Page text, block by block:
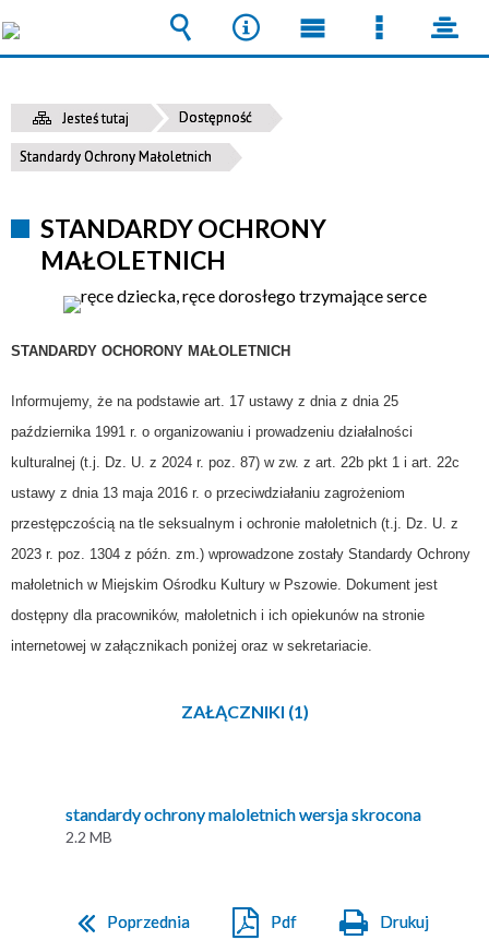
Jesteś tutaj Dostępność
Standardy Ochrony Małoletnich
STANDARDY OCHRONY
MAŁOLETNICH
STANDARDY OCHORONY MAŁOLETNICH
Informujemy, że na podstawie art. 17 ustawy z dnia z dnia 25
października 1991 r. o organizowaniu i prowadzeniu działalności
kulturalnej (t.j. Dz. U. z 2024 r. poz. 87) w zw. z art. 22b pkt 1 i art. 22c
ustawy z dnia 13 maja 2016 r. o przeciwdziałaniu zagrożeniom
przestępczością na tle seksualnym i ochronie małoletnich (t.j. Dz. U. z
2023 r. poz. 1304 z późn. zm.) wprowadzone zostały Standardy Ochrony
małoletnich w Miejskim Ośrodku Kultury w Pszowie. Dokument jest
dostępny dla pracowników, małoletnich i ich opiekunów na stronie
internetowej w załącznikach poniżej oraz w sekretariacie.
ZAŁĄCZNIKI (1)
standardy ochrony maloletnich wersja skrocona
2.2 MB
Poprzednia Pdf Drukuj
Wyszukiwarka
Narzędzia
MenuMenu